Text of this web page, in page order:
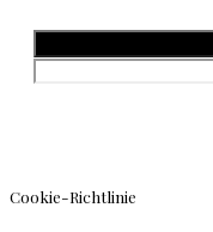
Cookie-Richtlinie